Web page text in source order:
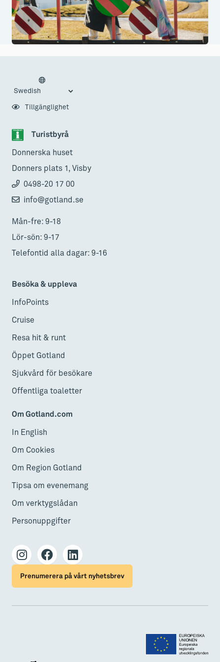
Turistbyrå
Donnerska huset
Donners plats 1, Visby
0498-20 17 00
info@gotland.se
Mån-fre: 9-18
Lör-sön: 9-17
Telefontid alla dagar: 9-16
Besöka & uppleva
InfoPoints
Cruise
Resa hit & runt
Öppet Gotland
Sjukvård för besökare
Offentliga toaletter
Om Gotland.com
In English
Om Cookies
Om Region Gotland
Tipsa om evenemang
Om verktygslådan
Personuppgifter
Tillgänglighet
Prenumerera på vårt nyhetsbrev